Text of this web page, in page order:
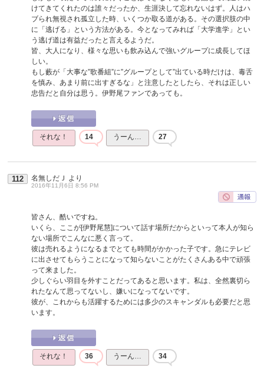
けてきてくれたのは誰々だったか、生涯決して忘れないはず。人はハ
ブられ無視され孤立した時、いくつか取る道がある。その選択肢の中
に「逃げる」という方法がある。今となってみれば「大学進学」とい
う逃げ道は有益だったと言えるようだ。
皆、大人になり、様々な思いも飲み込んで強いグループに成長してほ
しい。
もし藪が「大事な”歌番組”に”グループとして”出ている時だけは、毒舌
を慎み、あまり前に出すぎるな」と注意したとしたら、それは正しい
忠告だと自分は思う。伊野尾ファンであっても。
それな！ 14 うーん… 27
112 名無しだＪ より
2016年11月6日 8:56 PM
皆さん、酷いですね。
いくら、ここが[伊野尾慧]について話す場所だからといって本人が知ら
ない場所でこんなに悪く言って。
彼は売れるようになるまでとても時間がかかった子です。急にテレビ
に出させてもらうことになって知らないことがたくさんある中で頑張
って来ました。
少しぐらい羽目を外すことだってあると思います。私は、全然裏切ら
れたなんて思ってないし、嫌いになってないです。
彼が、これからも活躍するためには多少のスキャンダルも必要だと思
います。
それな！ 36 うーん… 34